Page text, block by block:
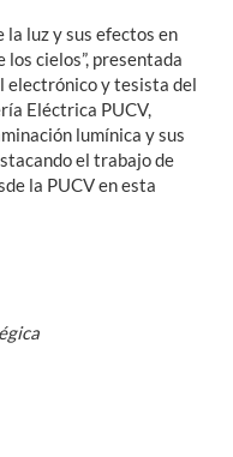
la luz y sus efectos en
los cielos”, presentada
electrónico y tesista del
Eléctrica PUCV,
lumínica y sus
el trabajo de
la PUCV en esta